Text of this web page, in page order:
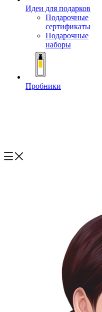
Идеи для подарков
Подарочные
сертификаты
Подарочные
наборы
Пробники